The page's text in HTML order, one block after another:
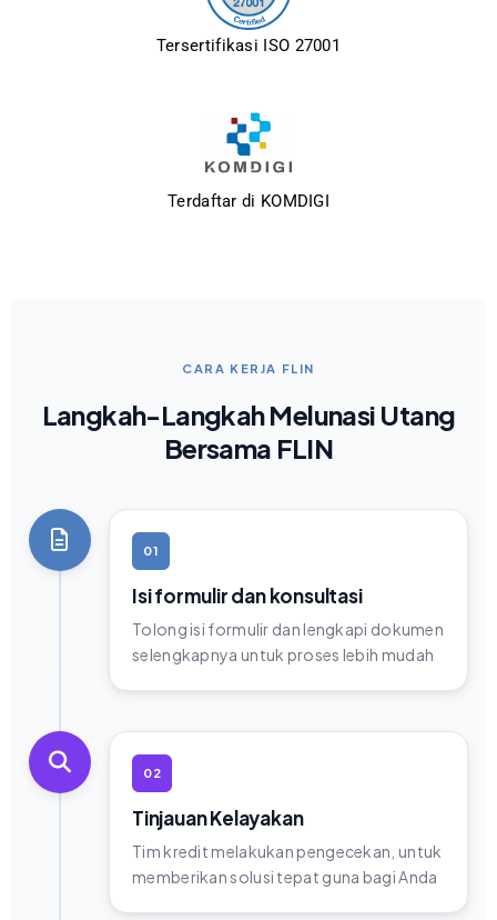
Tersertifikasi ISO 27001
Terdaftar di KOMDIGI
CARA KERJA FLIN
Langkah-Langkah Melunasi Utang
Bersama FLIN
01
Isi formulir dan konsultasi
Tolong isi formulir dan lengkapi dokumen
selengkapnya untuk proses lebih mudah
02
Tinjauan Kelayakan
Tim kredit melakukan pengecekan, untuk
memberikan solusi tepat guna bagi Anda